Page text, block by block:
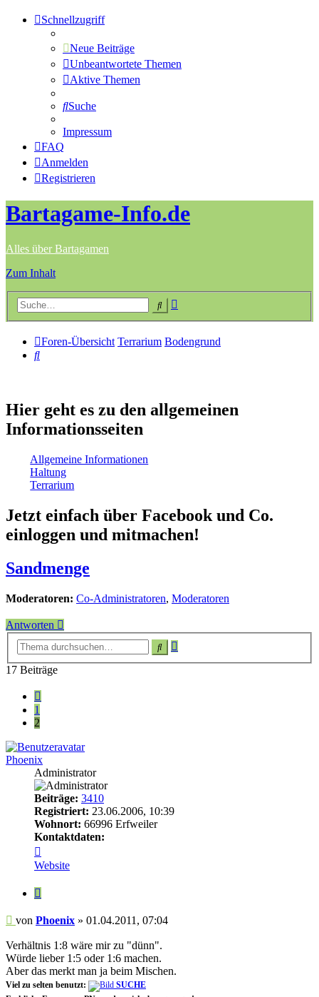
Schnellzugriff
Neue Beiträge
Unbeantwortete Themen
Aktive Themen
Suche
Impressum
FAQ
Anmelden
Registrieren
Bartagame-Info.de
Alles über Bartagamen
Zum Inhalt
Suche
Foren-Übersicht Terrarium Bodengrund
Suche
Hier geht es zu den allgemeinen
Informationsseiten
Allgemeine Informationen
Haltung
Terrarium
Jetzt einfach über Facebook und Co.
einloggen und mitmachen!
Sandmenge
Moderatoren: Co-Administratoren, Moderatoren
Antworten
SucheErweiterte
Suche
17 Beiträge
Vorherige
1
2
Phoenix
Administrator
Beiträge: 3410
Registriert: 23.06.2006, 10:39
Wohnort: 66996 Erfweiler
Kontaktdaten:
von
Phoenix
Website
Zitieren
Beitrag
von Phoenix » 01.04.2011, 07:04
Verhältnis 1:8 wäre mir zu "dünn".
Würde lieber 1:5 oder 1:6 machen.
Aber das merkt man ja beim Mischen.
Viel zu selten benutzt:
SUCHE